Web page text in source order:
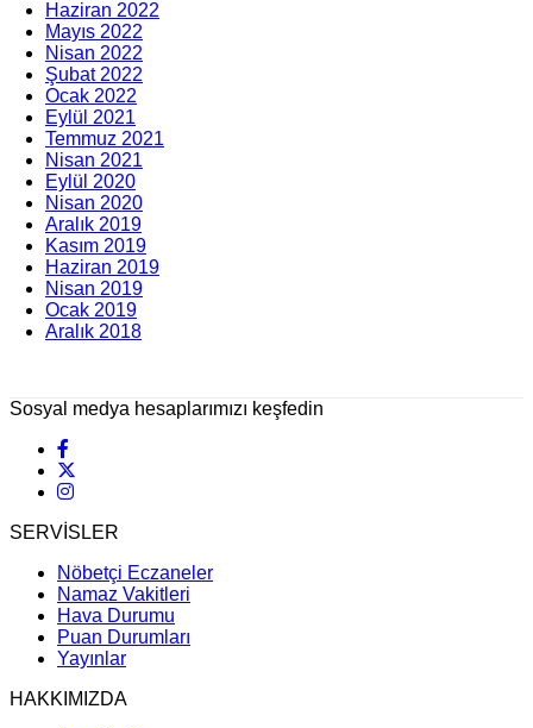
Haziran 2022
Mayıs 2022
Nisan 2022
Şubat 2022
Ocak 2022
Eylül 2021
Temmuz 2021
Nisan 2021
Eylül 2020
Nisan 2020
Aralık 2019
Kasım 2019
Haziran 2019
Nisan 2019
Ocak 2019
Aralık 2018
Sosyal medya hesaplarımızı keşfedin
SERVİSLER
Nöbetçi Eczaneler
Namaz Vakitleri
Hava Durumu
Puan Durumları
Yayınlar
HAKKIMIZDA